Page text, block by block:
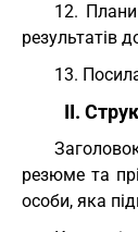
12.
результатів
13.
II.
резюме та
особи, яка